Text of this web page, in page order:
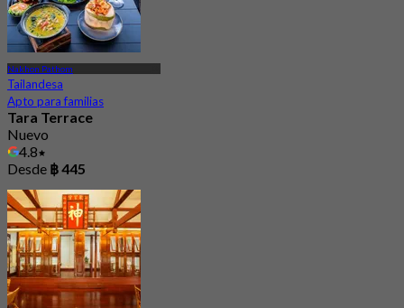
Nakhon Pathom
Tailandesa
Apto para familias
Tara Terrace
Nuevo
4.8
Desde ฿ 445